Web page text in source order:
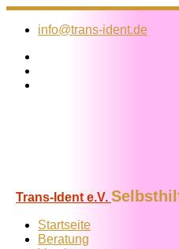
Zum
Inhalt
info@trans-ident.de
Trans-Ident e.V.
Startseite
Beratung